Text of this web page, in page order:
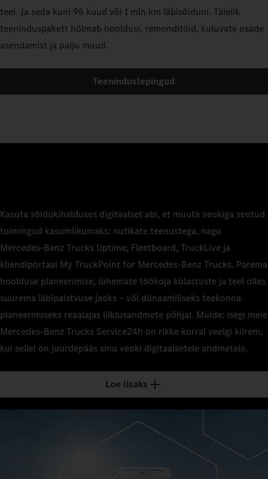
teel. Ja seda kuni 96 kuud või 1 mln km läbisõiduni. Täielik
teeninduspakett hõlmab hooldusi, remonditöid, kuluvate osade
asendamist ja palju muud.
Teeninduslepingud
Kasuta sõidukihalduses digitaalset abi, et muuta veokiga seotud
toimingud kasumlikumaks: nutikate teenustega, nagu
Mercedes‑Benz Trucks Uptime, Fleetboard, TruckLive ja
kliendiportaal My TruckPoint for Mercedes‑Benz Trucks. Parema
hoolduse planeerimise, lühemate töökoja külastuste ja teel olles
suurema läbipaistvuse jaoks – või dünaamiliseks teekonna
planeerimiseks reaalajas liiklusandmete põhjal. Muide: isegi meie
Mercedes‑Benz Trucks Service24h on rikke korral veelgi kiirem,
kui sellel on juurdepääs sinu veoki digitaalsetele andmetele.
Loe lisaks